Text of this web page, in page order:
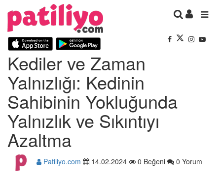
Kediler ve Zaman
Yalnızlığı: Kedinin
Sahibinin Yokluğunda
Yalnızlık ve Sıkıntıyı
Azaltma
Patiliyo.com 14.02.2024 0 Beğeni 0 Yorum